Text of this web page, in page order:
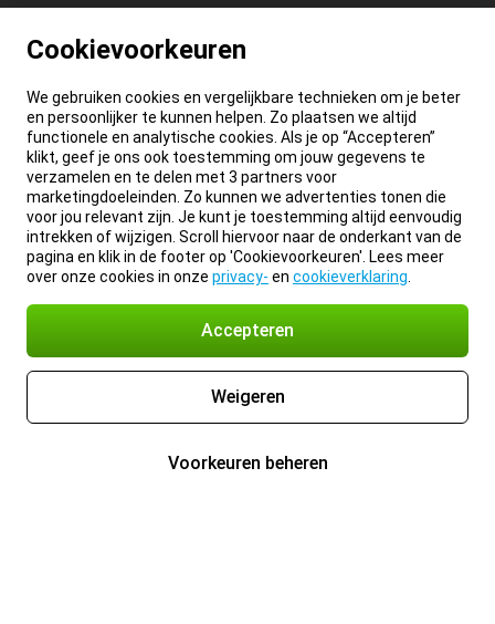
Cookievoorkeuren
We gebruiken cookies en vergelijkbare technieken om je beter
en persoonlijker te kunnen helpen. Zo plaatsen we altijd
functionele en analytische cookies. Als je op “Accepteren”
klikt, geef je ons ook toestemming om jouw gegevens te
verzamelen en te delen met 3 partners voor
marketingdoeleinden. Zo kunnen we advertenties tonen die
voor jou relevant zijn. Je kunt je toestemming altijd eenvoudig
intrekken of wijzigen. Scroll hiervoor naar de onderkant van de
pagina en klik in de footer op 'Cookievoorkeuren'. Lees meer
over onze cookies in onze privacy- en cookieverklaring
Accepteren
Weigeren
Voorkeuren beheren